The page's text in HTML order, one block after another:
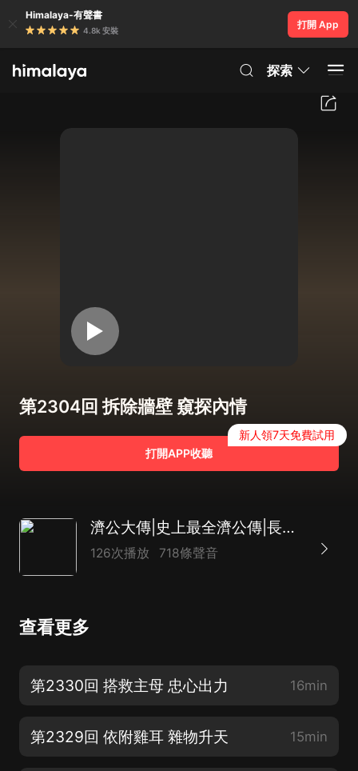
Himalaya-有聲書
4.8k 安裝
打開 App
探索
第2304回 拆除牆壁 窺探內情
打開APP收聽
新人領7天免費試用
濟公大傳|史上最全濟公傳|長篇神魔評書|致敬經典|達林開講
126次播放 718條聲音
查看更多
第2330回 搭救主母 忠心出力 16min
第2329回 依附雞耳 雜物升天 15min